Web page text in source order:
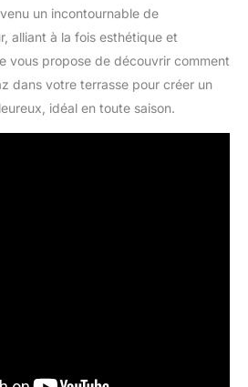
un incontournable de
alliant à la fois esthétique et
vous propose de découvrir comment
dans votre terrasse pour créer un
idéal en toute saison.